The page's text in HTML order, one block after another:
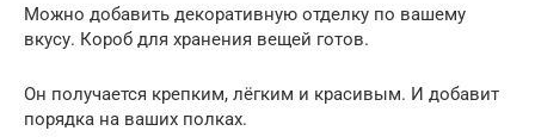
Можно добавить декоративную отделку по вашему
вкусу. Короб для хранения вещей готов.
Он получается крепким, лёгким и красивым. И добавит
порядка на ваших полках.